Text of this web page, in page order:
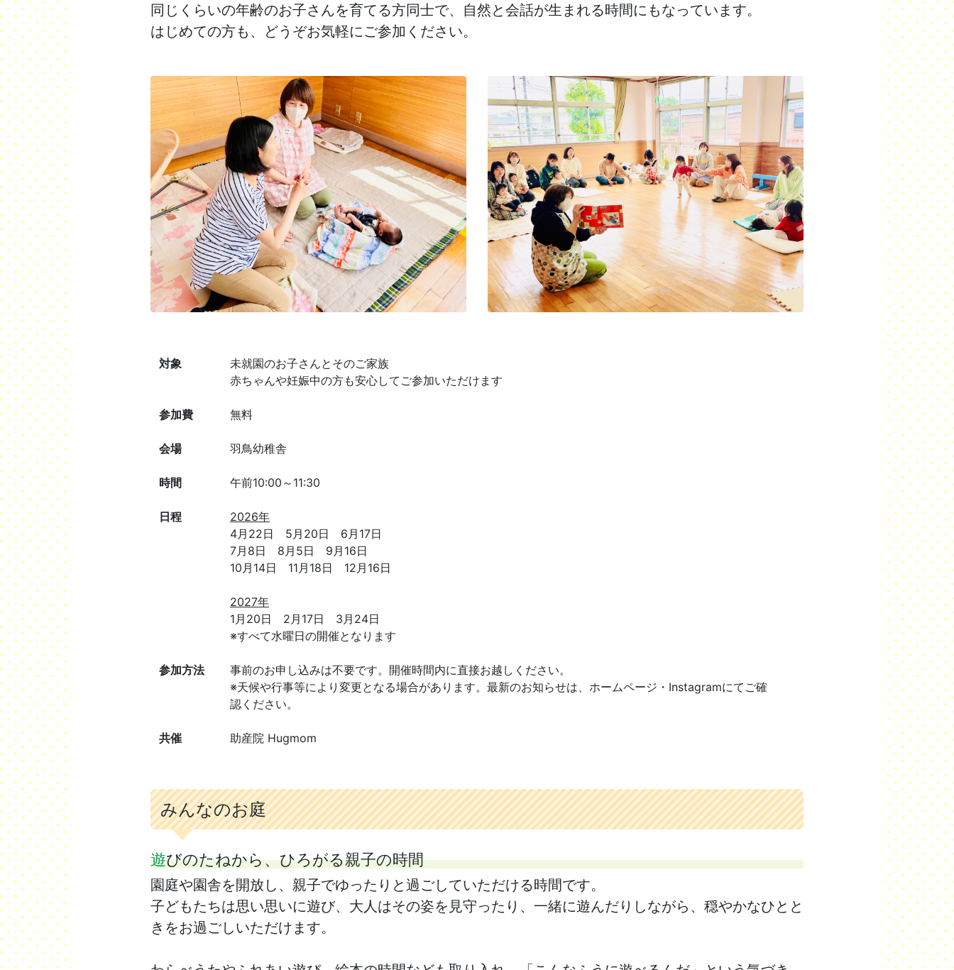
同じくらいの年齢のお子さんを育てる方同士で、自然と会話が生まれる時間にもなっています。
はじめての方も、どうぞお気軽にご参加ください。
対象
未就園のお子さんとそのご家族
赤ちゃんや妊娠中の方も安心してご参加いただけます
参加費 無料
会場 羽鳥幼稚舎
時間 午前10:00～11:30
日程
2026年
4月22日 5月20日 6月17日
7月8日 8月5日 9月16日
10月14日 11月18日 12月16日
2027年
1月20日 2月17日 3月24日
※すべて水曜日の開催となります
参加方法
事前のお申し込みは不要です。開催時間内に直接お越しください。
※天候や行事等により変更となる場合があります。最新のお知らせは、ホームページ・Instagramにてご確
認ください。
共催 助産院 Hugmom
みんなのお庭
遊びのたねから、ひろがる親子の時間
園庭や園舎を開放し、親子でゆったりと過ごしていただける時間です。
子どもたちは思い思いに遊び、大人はその姿を見守ったり、一緒に遊んだりしながら、穏やかなひとと
きをお過ごしいただけます。